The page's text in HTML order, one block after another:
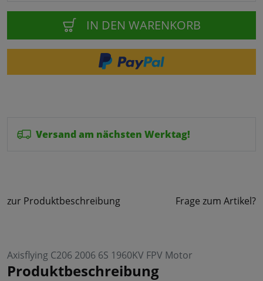
IN DEN WARENKORB
Versand am nächsten Werktag!
zur Produktbeschreibung Frage zum Artikel?
Axisflying C206 2006 6S 1960KV FPV Motor
Produktbeschreibung